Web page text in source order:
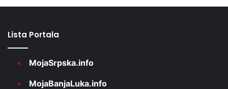
Lista Portala
MojaSrpska.info
MojaBanjaLuka.info